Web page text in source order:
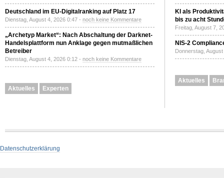
Deutschland im EU-Digitalranking auf Platz 17
Dienstag, August 4, 2026 0:47 - noch keine Kommentare
„Archetyp Market“: Nach Abschaltung der Darknet-
Handelsplattform nun Anklage gegen mutmaßlichen
Betreiber
Dienstag, August 4, 2026 0:12 - noch keine Kommentare
Aktuelles Experten
KI als
bis zu acht
Freitag, August 7,
NIS-2
Donnerstag,
Aktuelles
Datenschutzerklärung